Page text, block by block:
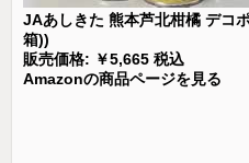
JAあしきた 熊本芦北柑橘 デコ
箱))
販売価格: ￥5,665 税込
Amazonの商品ページを見る